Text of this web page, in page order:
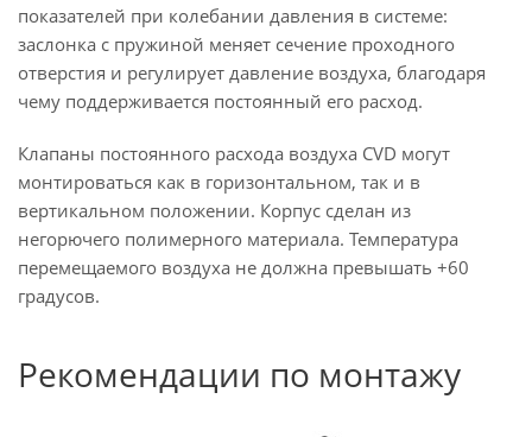
показателей при колебании давления в системе:
заслонка с пружиной меняет сечение проходного
отверстия и регулирует давление воздуха, благодаря
чему поддерживается постоянный его расход.
Клапаны постоянного расхода воздуха CVD могут
монтироваться как в горизонтальном, так и в
вертикальном положении. Корпус сделан из
негорючего полимерного материала. Температура
перемещаемого воздуха не должна превышать +60
градусов.
Рекомендации по монтажу